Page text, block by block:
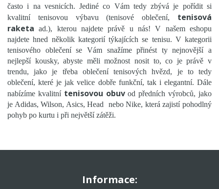
často i na vesnicích. Jediné co Vám tedy zbývá je pořídit si
kvalitní tenisovou výbavu (tenisové oblečení,
tenisová
raketa ad.), kterou najdete právě u nás! V našem eshopu
najdete hned několik kategorií týkajících se tenisu. V kategorii
tenisového oblečení se Vám snažíme přinést ty nejnovější a
nejlepší kousky, abyste měli možnost nosit to, co je právě v
trendu, jako je třeba oblečení tenisových hvězd, je to tedy
oblečení, které je jak velice dobře funkční, tak i elegantní. Dále
nabízíme kvalitní tenisovou obuvod předních výrobců, jako
je Adidas, Wilson, Asics, Head nebo Nike, která zajistí pohodlný
pohyb po kurtu i při největší zátěži.
Informace: